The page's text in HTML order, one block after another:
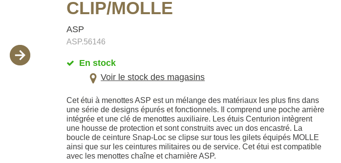
CLIP/MOLLE
ASP
ASP.56146
En stock
Voir le stock des magasins
Cet étui à menottes ASP est un mélange des matériaux les plus fins dans
une série de designs épurés et fonctionnels. Il comprend une poche arrière
intégrée et une clé de menottes auxiliaire. Les étuis Centurion intègrent
une housse de protection et sont construits avec un dos encastré. La
boucle de ceinture Snap-Loc se clipse sur tous les gilets équipés MOLLE
ainsi que sur les ceintures militaires ou de service. Cet étui est compatible
avec les menottes chaîne et charnière ASP.